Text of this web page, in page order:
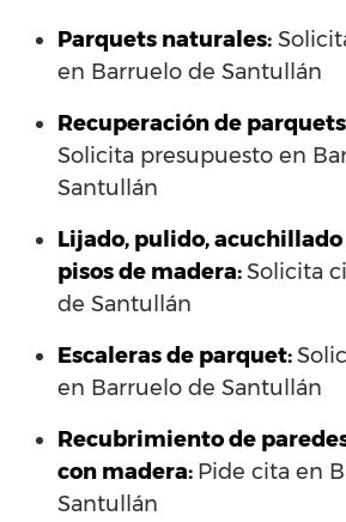
Parquets naturales:
en Barruelo de Santullán
Recuperación de
Solicita presupuesto en
Santullán
Lijado, pulido,
pisos de madera:Solicita
de Santullán
Escaleras de parquet:
en Barruelo de Santullán
Recubrimiento de
con madera: Pide cita en
Santullán